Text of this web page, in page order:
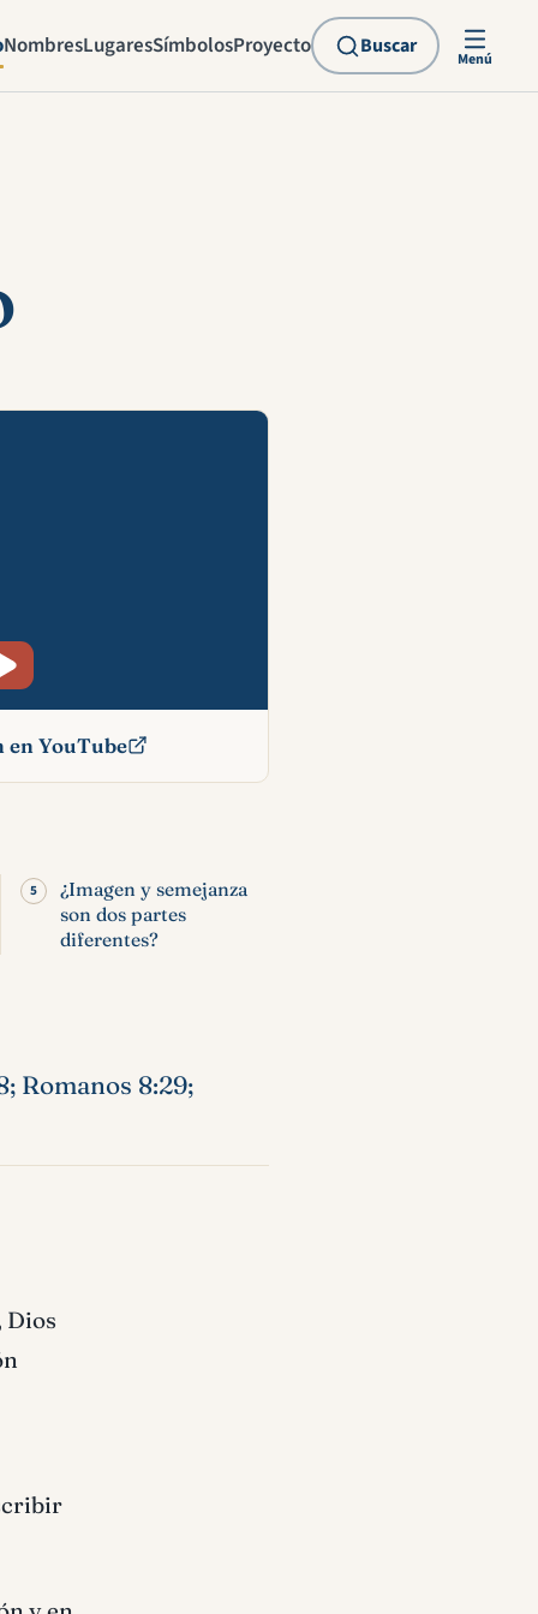
NombresLugaresSímbolosProyecto Buscar
Menú
en vídeo
en YouTube
¿Imagen y semejanza
son dos partes
diferentes?
Romanos 8:29;
Dios